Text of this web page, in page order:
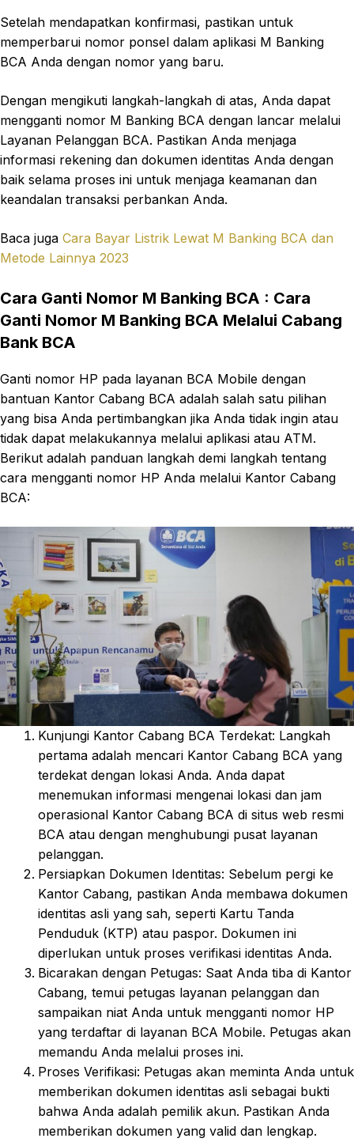
Setelah mendapatkan konfirmasi, pastikan untuk
memperbarui nomor ponsel dalam aplikasi M Banking
BCA Anda dengan nomor yang baru.
Dengan mengikuti langkah-langkah di atas, Anda dapat
mengganti nomor M Banking BCA dengan lancar melalui
Layanan Pelanggan BCA. Pastikan Anda menjaga
informasi rekening dan dokumen identitas Anda dengan
baik selama proses ini untuk menjaga keamanan dan
keandalan transaksi perbankan Anda.
Baca juga Cara Bayar Listrik Lewat M Banking BCA dan
Metode Lainnya 2023
Cara Ganti Nomor M Banking BCA : Cara
Ganti Nomor M Banking BCA Melalui Cabang
Bank BCA
Ganti nomor HP pada layanan BCA Mobile dengan
bantuan Kantor Cabang BCA adalah salah satu pilihan
yang bisa Anda pertimbangkan jika Anda tidak ingin atau
tidak dapat melakukannya melalui aplikasi atau ATM.
Berikut adalah panduan langkah demi langkah tentang
cara mengganti nomor HP Anda melalui Kantor Cabang
BCA:
Kunjungi Kantor Cabang BCA Terdekat: Langkah
pertama adalah mencari Kantor Cabang BCA yang
terdekat dengan lokasi Anda. Anda dapat
menemukan informasi mengenai lokasi dan jam
operasional Kantor Cabang BCA di situs web resmi
BCA atau dengan menghubungi pusat layanan
pelanggan.
Persiapkan Dokumen Identitas: Sebelum pergi ke
Kantor Cabang, pastikan Anda membawa dokumen
identitas asli yang sah, seperti Kartu Tanda
Penduduk (KTP) atau paspor. Dokumen ini
diperlukan untuk proses verifikasi identitas Anda.
Bicarakan dengan Petugas: Saat Anda tiba di Kantor
Cabang, temui petugas layanan pelanggan dan
sampaikan niat Anda untuk mengganti nomor HP
yang terdaftar di layanan BCA Mobile. Petugas akan
memandu Anda melalui proses ini.
Proses Verifikasi: Petugas akan meminta Anda untuk
memberikan dokumen identitas asli sebagai bukti
bahwa Anda adalah pemilik akun. Pastikan Anda
memberikan dokumen yang valid dan lengkap.